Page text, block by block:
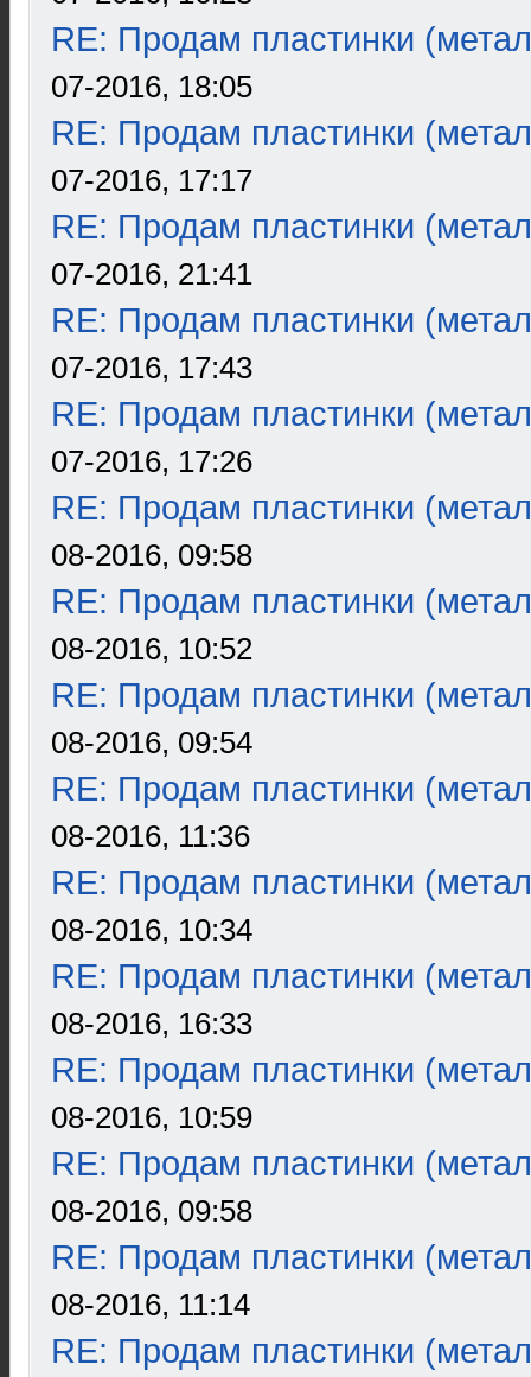
RE: Продам пластинки
07-2016, 18:05
RE: Продам пластинки
07-2016, 17:17
RE: Продам пластинки
07-2016, 21:41
RE: Продам пластинки
07-2016, 17:43
RE: Продам пластинки
07-2016, 17:26
RE: Продам пластинки
08-2016, 09:58
RE: Продам пластинки
08-2016, 10:52
RE: Продам пластинки
08-2016, 09:54
RE: Продам пластинки
08-2016, 11:36
RE: Продам пластинки
08-2016, 10:34
RE: Продам пластинки
08-2016, 16:33
RE: Продам пластинки
08-2016, 10:59
RE: Продам пластинки
08-2016, 09:58
RE: Продам пластинки
08-2016, 11:14
RE: Продам пластинки